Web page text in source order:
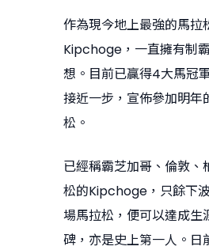
作為現今地上最強的馬拉
Kipchoge，一直擁有制
想。目前已贏得4大馬冠
接近一步，宣佈參加明年
松。
已經稱霸芝加哥、倫敦、
松的Kipchoge，只餘下
場馬拉松，便可以達成生
碑，亦是史上第一人。